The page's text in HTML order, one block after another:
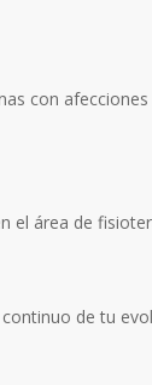
con
el área de
de tu